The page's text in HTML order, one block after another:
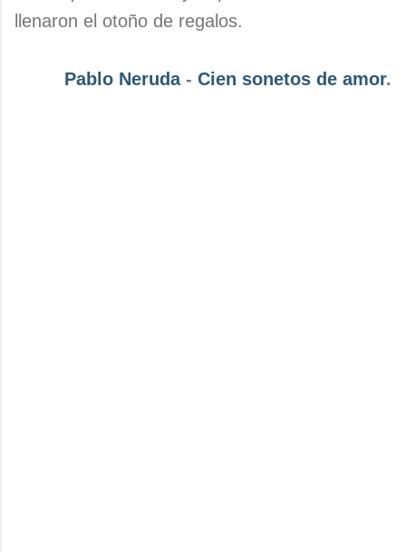
llenaron el otoño de regalos.
Pablo Neruda- Cien sonetos de amor.